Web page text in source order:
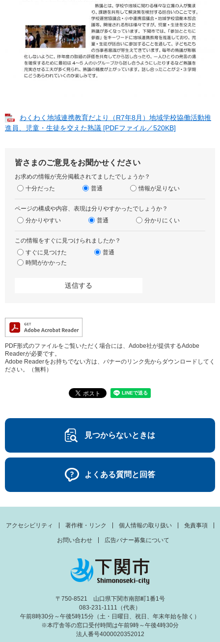
わくわく地域連携教育だより（R7年8月）地域学校協働活動推
進員、児童・生徒を交えた熟議 [PDFファイル／520KB]
皆さまのご意見をお聞かせください
お求めの情報が充分掲載されてましたでしょうか？
十分だった
普通 情報が足りない
ページの構成や内容、表現は分りやすかったでしょうか？
分かりやすい
普通 分かりにくい
この情報をすぐに見つけられましたか？
すぐに見つけた
普通
時間がかかった
PDF形式のファイルをご覧いただく場合には、Adobe社が提供するAdobe
Readerが必要です。
Adobe Readerをお持ちでない方は、バナーのリンク先からダウンロードしてく
ださい。（無料）
見つからないときは
よくある質問と回答
アクセシビリティ 著作権・リンク 個人情報の取り扱い 免責事項
お問い合わせ 広告バナー募集について
〒750-8521 山口県下関市南部町1番1号
083-231-1111（代表）
午前8時30分～午後5時15分（土・日曜日、祝日、年末年始を除く）
※本庁舎等の窓口受付時間は午前9時～午後4時30分
法人番号4000020352012